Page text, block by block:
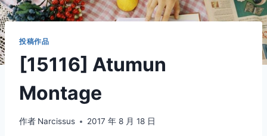
投稿作品
[15116] Atumun
Montage
作者 Narcissus 2017 年 8 月 18 日